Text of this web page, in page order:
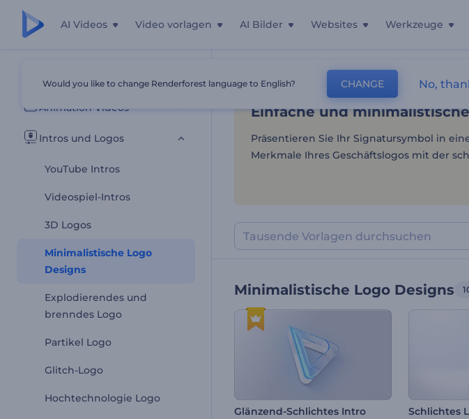
AI Videos Video vorlagen AI Bilder Websites Werkzeuge
Alle Vorlagen
Animation Videos
Intros und Logos
YouTube Intros
Videospiel-Intros
3D Logos
Minimalistische Logo
Designs
Explodierendes und
brenndes Logo
Partikel Logo
Glitch-Logo
Hochtechnologie Logo
Einfache und
Startseite Intros Und Logos
Einfache und
Präsentieren Sie Ihr Signatursymbol in
Merkmale Ihres Geschäftslogos mit der
Minimalistische Logo Designs
Glänzend-Schlichtes Intro Schlichtes
Would you like to change Renderforest language to English? CHANGE No,